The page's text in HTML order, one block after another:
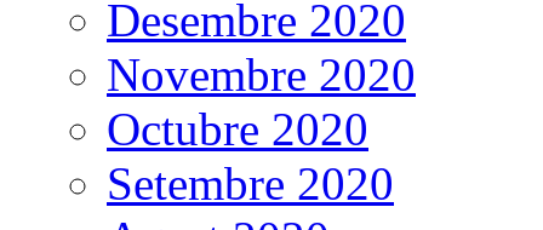
Desembre 2020
Novembre 2020
Octubre 2020
Setembre 2020